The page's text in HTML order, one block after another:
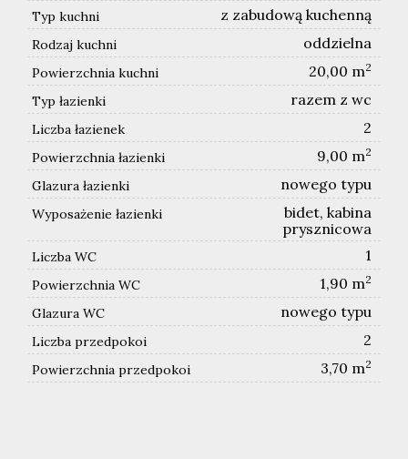
Typ kuchni z zabudową kuchenną
Rodzaj kuchni oddzielna
Powierzchnia kuchni 20,00 m2
Typ łazienki razem z wc
Liczba łazienek 2
Powierzchnia łazienki 9,00 m2
Glazura łazienki nowego typu
Wyposażenie łazienki
bidet, kabina
prysznicowa
Liczba WC 1
Powierzchnia WC 1,90 m2
Glazura WC nowego typu
Liczba przedpokoi 2
Powierzchnia przedpokoi 3,70 m2